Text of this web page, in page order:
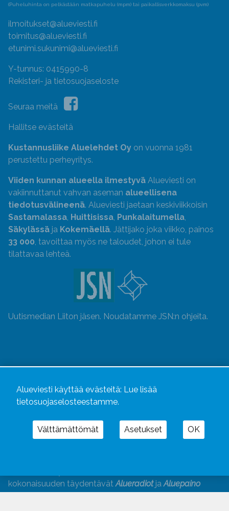
(Puheluhinta on pelkästään matkapuhelu (mpm) tai paikallisverkkomaksu (pvm)
ilmoitukset@alueviesti.fi
toimitus@alueviesti.fi
etunimi.sukunimi@alueviesti.fi
Y-tunnus: 0415990-8
Rekisteri- ja tietosuojaseloste
Seuraa meitä
Hallitse evästeitä
Kustannusliike Aluelehdet Oy on vuonna 1981
perustettu perheyritys.
Viiden kunnan alueella ilmestyvä Alueviesti on
vakiinnuttanut vahvan aseman alueellisena
tiedotusvälineenä. Alueviesti jaetaan keskiviikkoisin
Sastamalassa, Huittisissa, Punkalaitumella,
Säkylässä ja Kokemäellä. Jättijako joka viikko, painos
33 000, tavoittaa myös ne taloudet, johon ei tule
tilattavaa lehteä.
Uutismedian Liiton jäsen. Noudatamme JSN:n ohjeita.
kokonaisuuden täydentävätAlueradiotjaAluepaino
Alueviesti käyttää evästeitä: Lue lisää
tietosuojaselosteestamme.
Välttämättömät Asetukset OK